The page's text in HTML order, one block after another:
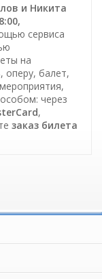
и Никита
сервиса
на
оперу, балет,
через
,
заказ билета